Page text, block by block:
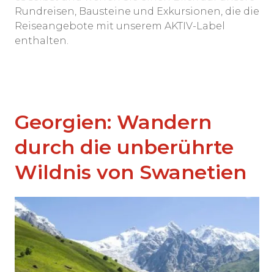
Rundreisen, Bausteine und Exkursionen, die die
Reiseangebote mit unserem AKTIV-Label
enthalten.
Georgien: Wandern
durch die unberührte
Wildnis von Swanetien